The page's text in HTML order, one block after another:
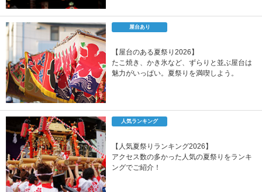
屋台あり
【屋台のある夏祭り2026】
たこ焼き、かき氷など、ずらりと並ぶ屋台は
魅力がいっぱい。夏祭りを満喫しよう。
人気ランキング
【人気夏祭りランキング2026】
アクセス数の多かった人気の夏祭りをランキ
ングでご紹介！